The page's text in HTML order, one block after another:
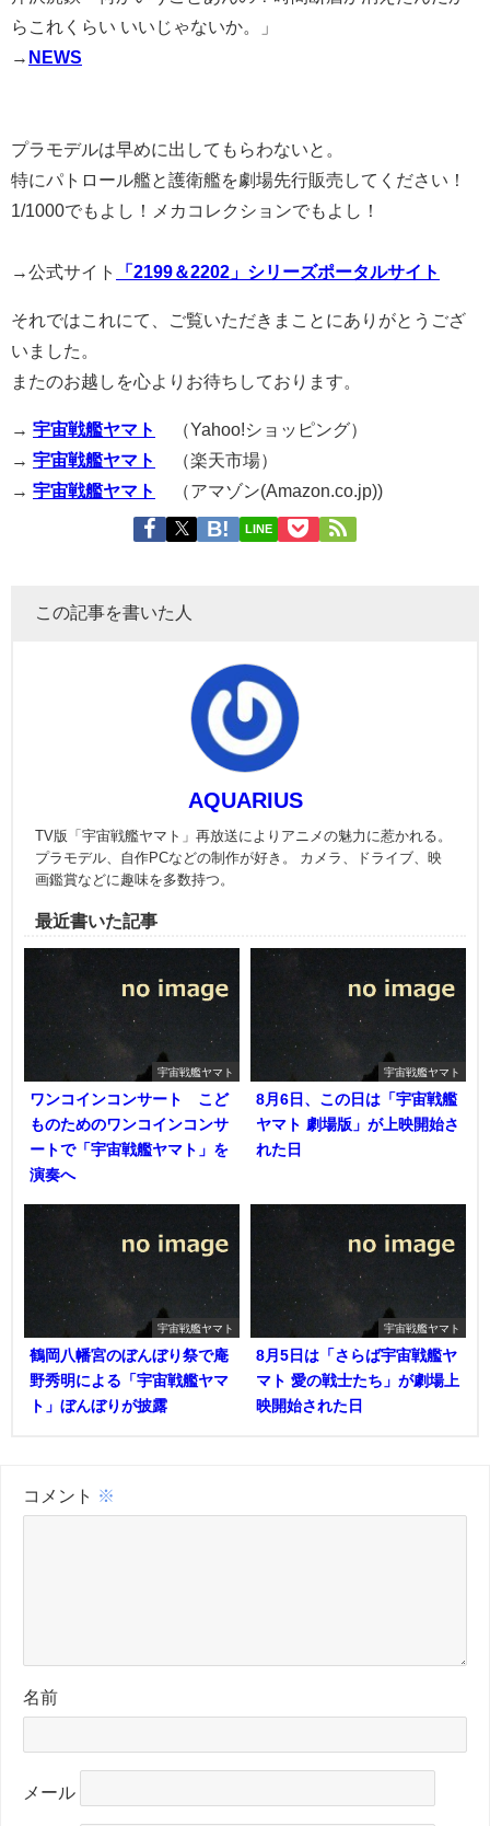
らこれくらい いいじゃないか。」
→ NEWS
プラモデルは早めに出してもらわないと。
特にパトロール艦と護衛艦を劇場先行販売してください！
1/1000でもよし！メカコレクションでもよし！
→公式サイト 「2199＆2202」シリーズポータルサイト
それではこれにて、ご覧いただきまことにありがとうござ
いました。
またのお越しを心よりお待ちしております。
→ 宇宙戦艦ヤマト
（Yahoo!ショッピング）
→ 宇宙戦艦ヤマト
（楽天市場）
→ 宇宙戦艦ヤマト （アマゾン(Amazon.co.jp))
LINE
この記事を書いた人
AQUARIUS
TV版「宇宙戦艦ヤマト」再放送によりアニメの魅力に惹かれる。
プラモデル、自作PCなどの制作が好き。 カメラ、ドライブ、映
画鑑賞などに趣味を多数持つ。
最近書いた記事
宇宙戦艦ヤマト
ワンコインコンサート こど
ものためのワンコインコンサ
ートで「宇宙戦艦ヤマト」を
演奏へ
宇宙戦艦ヤマト
8月6日、この日は「宇宙戦艦
ヤマト 劇場版」が上映開始さ
れた日
宇宙戦艦ヤマト
鶴岡八幡宮のぼんぼり祭で庵
野秀明による「宇宙戦艦ヤマ
ト」ぼんぼりが披露
宇宙戦艦ヤマト
8月5日は「さらば宇宙戦艦ヤ
マト 愛の戦士たち」が劇場上
映開始された日
コメント ※
名前
メール